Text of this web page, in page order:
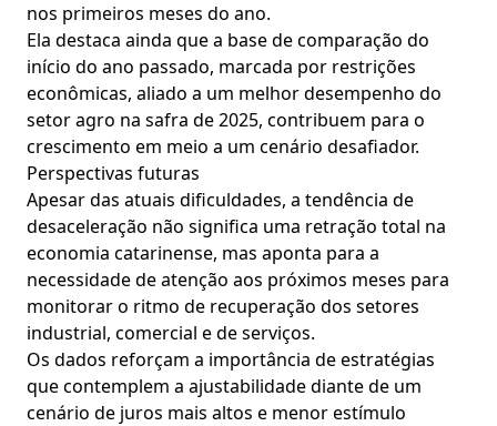
nos primeiros meses do ano.
Ela destaca ainda que a base de comparação do
início do ano passado, marcada por restrições
econômicas, aliado a um melhor desempenho do
setor agro na safra de 2025, contribuem para o
crescimento em meio a um cenário desafiador.
Perspectivas futuras
Apesar das atuais dificuldades, a tendência de
desaceleração não significa uma retração total na
economia catarinense, mas aponta para a
necessidade de atenção aos próximos meses para
monitorar o ritmo de recuperação dos setores
industrial, comercial e de serviços.
Os dados reforçam a importância de estratégias
que contemplem a ajustabilidade diante de um
cenário de juros mais altos e menor estímulo